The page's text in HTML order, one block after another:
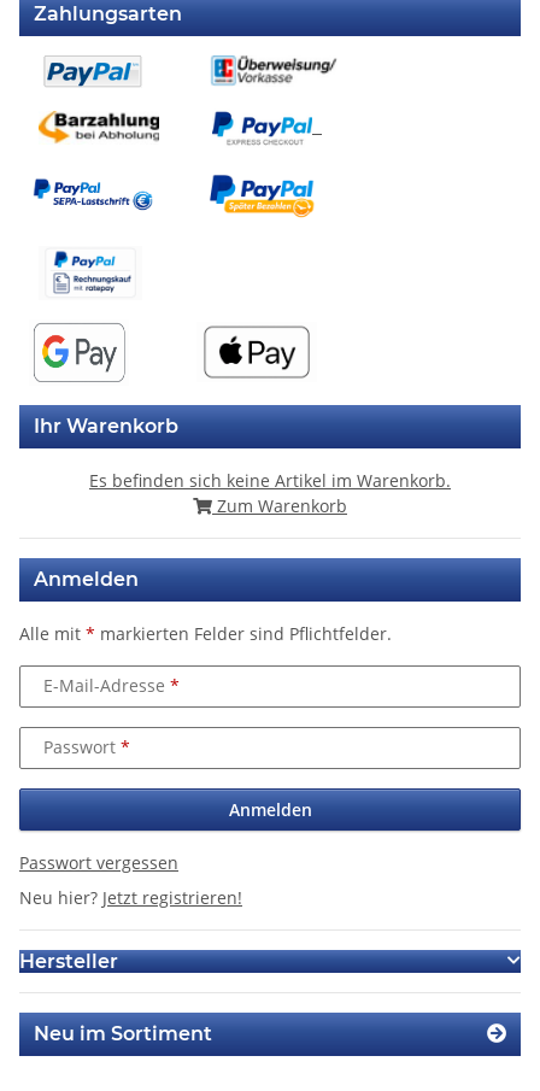
Zahlungsarten
Ihr Warenkorb
Es befinden sich keine Artikel im Warenkorb.
Zum Warenkorb
Anmelden
Alle mit * markierten Felder sind Pflichtfelder.
E-Mail-Adresse
Passwort
Anmelden
Passwort vergessen
Neu hier? Jetzt registrieren!
Hersteller
Neu im Sortiment